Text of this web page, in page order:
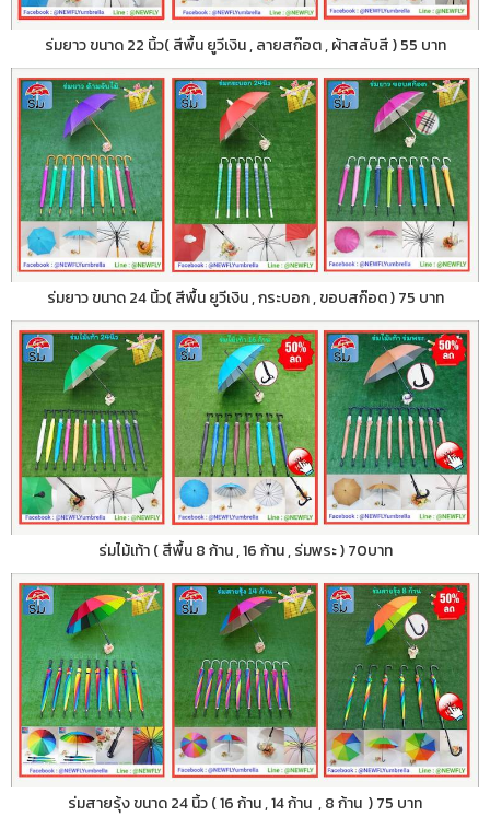
ร่มยาว ขนาด 22 นิ้ว( สีพื้น ยูวีเงิน , ลายสก๊อต , ผ้าสลับสี ) 55 บาท
ร่มยาว ขนาด 24 นิ้ว( สีพื้น ยูวีเงิน , กระบอก , ขอบสก๊อต ) 75 บาท
ร่มไม้เท้า ( สีพื้น 8 ก้าน , 16 ก้าน , ร่มพระ ) 70บาท
ร่มสายรุ้ง ขนาด 24 นิ้ว ( 16 ก้าน , 14 ก้าน , 8 ก้าน ) 75 บาท